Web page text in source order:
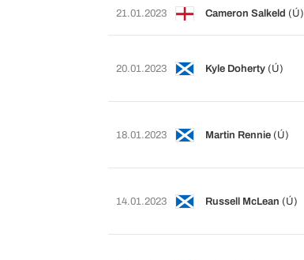
21.01.2023 Cameron Salkeld (Ú)
20.01.2023 Kyle Doherty (Ú)
18.01.2023 Martin Rennie (Ú)
14.01.2023 Russell McLean (Ú)